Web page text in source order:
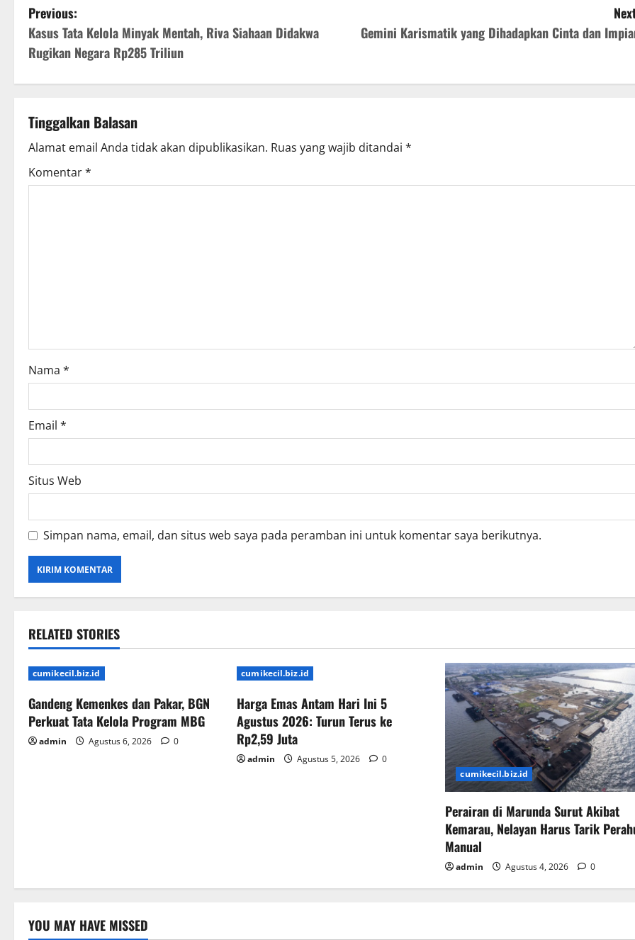
P
o
s
n
a
v
i
o
n
Previous:
Kasus Tata Kelola Minyak Mentah, Riva Siahaan Didakwa
Rugikan Negara Rp285 Triliun
Gemini Karismatik yang Dihadapkan Cinta dan
Tinggalkan Balasan
Alamat email Anda tidak akan dipublikasikan. Ruas yang wajib ditandai *
Komentar*
Nama *
Email *
Situs Web
Simpan nama, email, dan situs web saya pada peramban ini untuk komentar saya berikutnya.
RELATED STORIES
cumikecil.biz.id
Gandeng Kemenkes dan Pakar, BGN
Perkuat Tata Kelola Program MBG
admin Agustus 6, 2026 0
cumikecil.biz.id
Harga Emas Antam Hari Ini 5
Agustus 2026: Turun Terus ke
Rp2,59 Juta
admin Agustus 5, 2026
0
cumikecil.biz.id
Perairan di Marunda Surut Akibat
Kemarau, Nelayan Harus Tarik
Manual
admin Agustus 4, 2026 0
YOU MAY HAVE MISSED